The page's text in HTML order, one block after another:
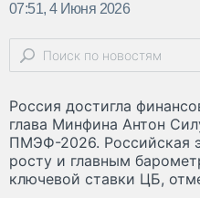
07:51, 4 Июня 2026
Россия достигла
глава Минфина Антон
ПМЭФ-2026. Российская
росту и главным
ключевой ставки ЦБ,